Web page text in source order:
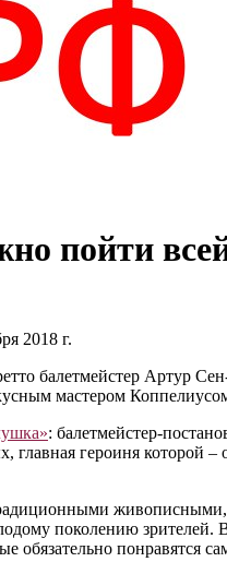
пойти
2018 г.
балетмейстер Артур
мастером
: балетмейстер-
героиня которой –
живописными,
поколению зрителей.
обязательно